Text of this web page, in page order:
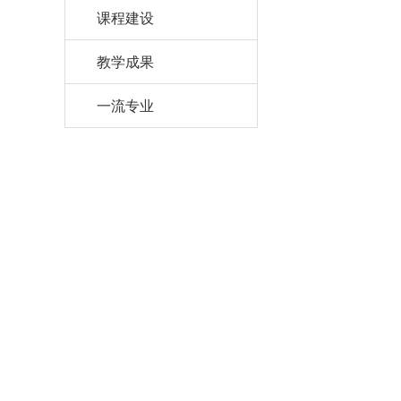
课程建设
教学成果
一流专业